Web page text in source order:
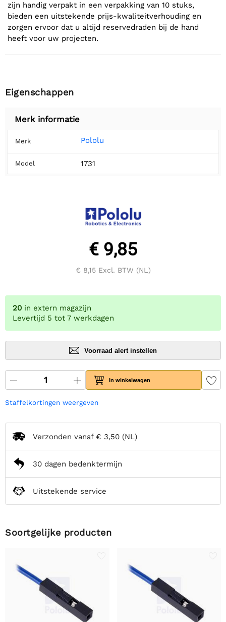
zijn handig verpakt in een verpakking van 10 stuks,
bieden een uitstekende prijs-kwaliteitverhouding en
zorgen ervoor dat u altijd reservedraden bij de hand
heeft voor uw projecten.
Eigenschappen
Merk informatie
Merk Pololu
Model 1731
€ 9,85
€ 8,15Excl. BTW (NL)
20 in extern magazijn
Levertijd 5 tot 7 werkdagen
Voorraad alert instellen
In winkelwagen
Staffelkortingen weergeven
Verzonden vanaf € 3,50 (NL)
30 dagen bedenktermijn
Uitstekende service
Soortgelijke producten